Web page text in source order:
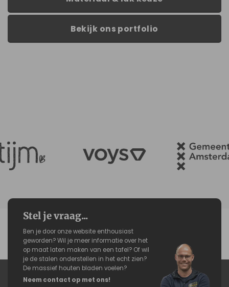
Bekijk ons portfolio
Stel je vraag...
Ben je door onze website enthousiast
geworden? Wil je meer informatie over het
op maat laten maken van een tafel? Of wil
je de stalen onderstellen in het echt zien?
De massief houten bladen voelen?
Neem contact op met ons!